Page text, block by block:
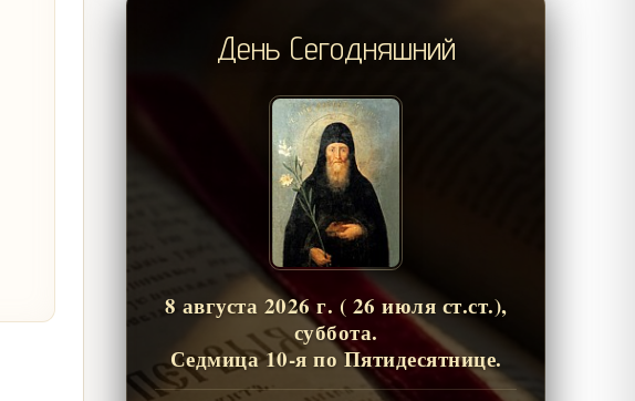
День Сегодняшний
8 августа 2026 г. ( 26 июля ст.ст.),
суббота.
Седмица 10-я по Пятидесятнице.